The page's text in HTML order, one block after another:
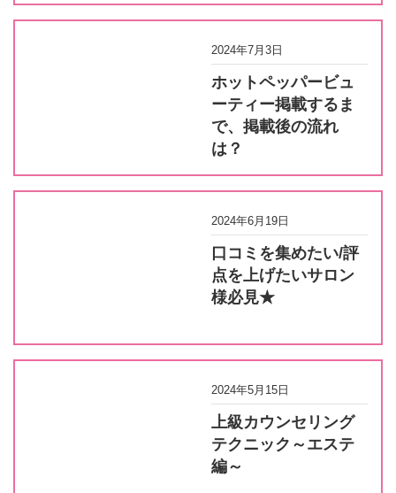
2024年7月3日
ホットペッパービュ
ーティー掲載するま
で、掲載後の流れ
は？
2024年6月19日
口コミを集めたい/評
点を上げたいサロン
様必見★
2024年5月15日
上級カウンセリング
テクニック～エステ
編～